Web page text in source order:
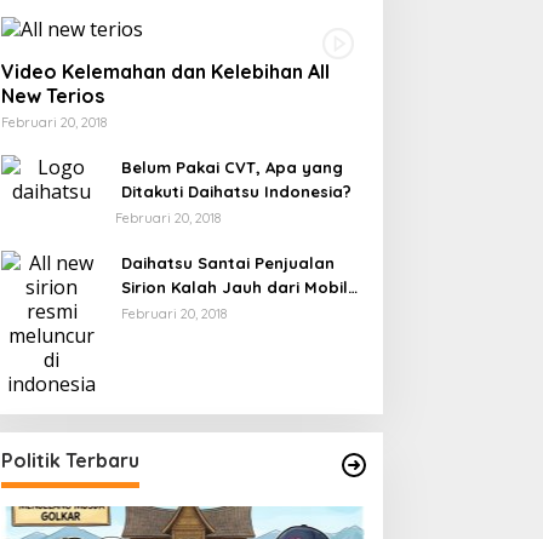
Video Kelemahan dan Kelebihan All
New Terios
Februari 20, 2018
Belum Pakai CVT, Apa yang
Ditakuti Daihatsu Indonesia?
Februari 20, 2018
Daihatsu Santai Penjualan
Sirion Kalah Jauh dari Mobil
LCGC
Februari 20, 2018
Politik Terbaru